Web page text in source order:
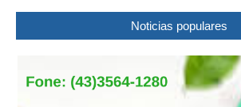
Noticias populares